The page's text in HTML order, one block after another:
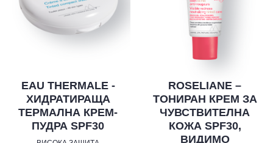
EAU THERMALE -
ХИДРАТИРАЩА
ТЕРМАЛНА КРЕМ-
ПУДРА SPF30
ROSELIANE –
ТОНИРАН КРЕМ ЗА
ЧУВСТВИТЕЛНА
КОЖА SPF30,
ВИДИМО